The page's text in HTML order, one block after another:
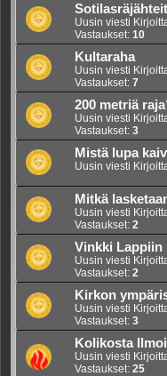
Uusin viesti
Vastaukset: 10
Kultaraha
Uusin viesti
Vastaukset: 7
200 metriä
Uusin viesti
Vastaukset: 3
Mistä lupa
Uusin viesti
Mitkä
Uusin viesti
Vastaukset: 2
Vinkki Lappiin
Uusin viesti
Vastaukset: 2
Kirkon
Uusin viesti
Vastaukset: 3
Kolikosta
Uusin viesti
Vastaukset: 25